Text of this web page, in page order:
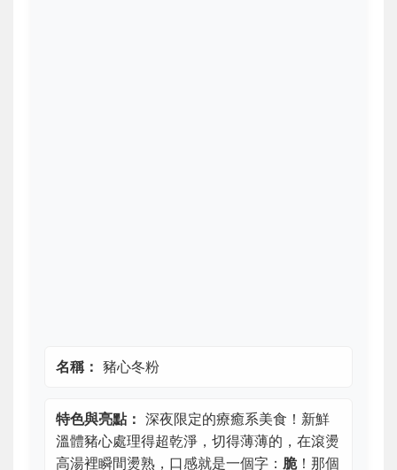
名稱： 豬心冬粉
特色與亮點： 深夜限定的療癒系美食！新鮮
溫體豬心處理得超乾淨，切得薄薄的，在滾燙
高湯裡瞬間燙熟，口感就是一個字： 脆！那個